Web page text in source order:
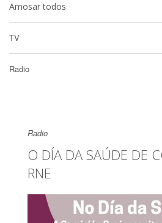
Amosar todos
TV
Radio
Radio
O DÍA DA SAÚDE DE
RNE